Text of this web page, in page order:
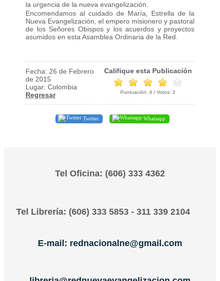
la urgencia de la nueva evangelización.
Encomendamos al cuidado de María, Estrella de la
Nueva Evangelización, el empero misionero y pastoral
de los Señores Obispos y los acuerdos y proyectos
asumidos en esta Asamblea Ordinaria de la Red.
Fecha: 26 de Febrero
de 2015
Lugar: Colombia
Regresar
Califique esta Publicación
Puntuación: 4 / Votos: 2
Twitter Whatsapp
Tel Oficina: (606) 333 4362
Tel Librería: (606) 333 5853 - 311 339 2104
E-mail: rednacionalne@gmail.com